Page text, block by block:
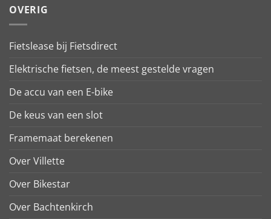
OVERIG
Fietslease bij Fietsdirect
Elektrische fietsen, de meest gestelde vragen
De accu van een E-bike
De keus van een slot
Framemaat berekenen
Over Villette
Over Bikestar
Over Bachtenkirch